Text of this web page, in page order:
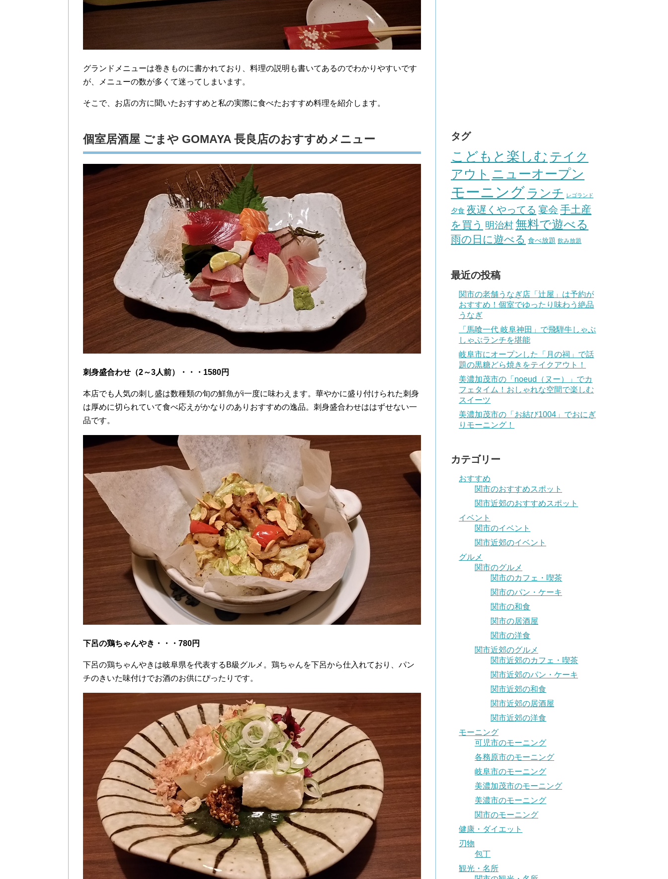
グランドメニューは巻きものに書かれており、料理の説明も書いてあるのでわかりやすいです
が、メニューの数が多くて迷ってしまいます。
そこで、お店の方に聞いたおすすめと私の実際に食べたおすすめ料理を紹介します。
個室居酒屋 ごまや GOMAYA 長良店のおすすめメニュー
刺身盛合わせ（2～3人前）・・・1580円
本店でも人気の刺し盛は数種類の旬の鮮魚がi一度に味わえます。華やかに盛り付けられた刺身
は厚めに切られていて食べ応えがかなりのありおすすめの逸品。刺身盛合わせははずせない一
品です。
下呂の鶏ちゃんやき・・・780円
下呂の鶏ちゃんやきは岐阜県を代表するB級グルメ。鶏ちゃんを下呂から仕入れており、パン
チのきいた味付けでお酒のお供にぴったりです。
タグ
こどもと楽しむ テイク
アウト ニューオープン
モーニング ランチ レゴランド
夕食 夜遅くやってる 宴会 手土産
を買う 明治村無料で遊べる
雨の日に遊べる 食べ放題 飲み放題
最近の投稿
関市の老舗うなぎ店「辻屋」は予約が
おすすめ！個室でゆったり味わう絶品
うなぎ
「馬喰一代 岐阜神田」で飛騨牛しゃぶ
しゃぶランチを堪能
岐阜市にオープンした「月の祠」で話
題の黒糖どら焼きをテイクアウト！
美濃加茂市の「noeud（ヌー）」でカ
フェタイム！おしゃれな空間で楽しむ
スイーツ
美濃加茂市の「お結び1004」でおにぎ
りモーニング！
カテゴリー
おすすめ
関市のおすすめスポット
関市近郊のおすすめスポット
イベント
関市のイベント
関市近郊のイベント
グルメ
関市のグルメ
関市のカフェ・喫茶
関市のパン・ケーキ
関市の和食
関市の居酒屋
関市の洋食
関市近郊のグルメ
関市近郊のカフェ・喫茶
関市近郊のパン・ケーキ
関市近郊の和食
関市近郊の居酒屋
関市近郊の洋食
モーニング
可児市のモーニング
各務原市のモーニング
岐阜市のモーニング
美濃加茂市のモーニング
美濃市のモーニング
関市のモーニング
健康・ダイエット
刃物
包丁
観光・名所